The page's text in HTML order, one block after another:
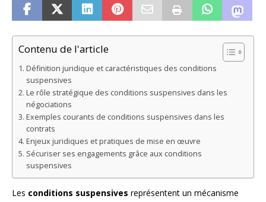
Contenu de l'article
Définition juridique et caractéristiques des conditions
suspensives
Le rôle stratégique des conditions suspensives dans les
négociations
Exemples courants de conditions suspensives dans les
contrats
Enjeux juridiques et pratiques de mise en œuvre
Sécuriser ses engagements grâce aux conditions
suspensives
Les conditions suspensives représentent un mécanisme